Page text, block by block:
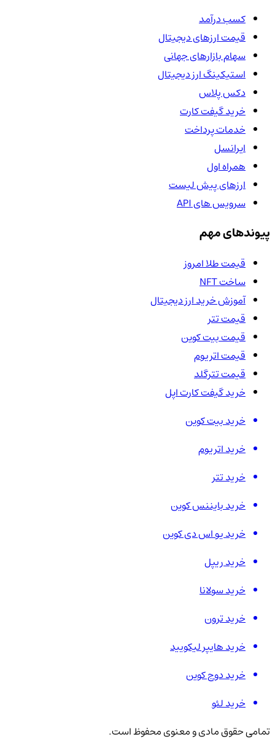
کسب درآمد
قیمت ارزهای دیجیتال
سهام بازارهای جهانی
استیکینگ ارز دیجیتال
دکس پلاس
خرید گیفت کارت
خدمات پرداخت
ایرانسل
همراه اول
ارزهای پیش لیست
سرویس های API
پیوندهای مهم
قیمت طلا امروز
ساخت NFT
آموزش خرید ارز دیجیتال
قیمت تتر
قیمت بیت کوین
قیمت اتریوم
قیمت تترگلد
خرید گیفت کارت اپل
خرید بیت کوین
خرید اتریوم
خرید تتر
خرید بایننس کوین
خرید یو اس دی کوین
خرید ریپل
خرید سولانا
خرید ترون
خرید هایپر لیکویید
خرید دوج کوین
خرید لئو
تمامی حقوق مادی و معنوی محفوظ است.